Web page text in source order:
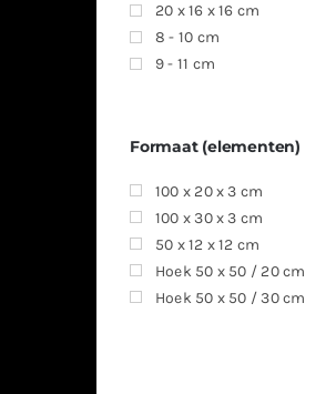
20 x 16 x 16 cm
8 - 10 cm
9 - 11 cm
Formaat (elementen)
100 x 20 x 3 cm
100 x 30 x 3 cm
50 x 12 x 12 cm
Hoek 50 x 50 / 20 cm
Hoek 50 x 50 / 30 cm